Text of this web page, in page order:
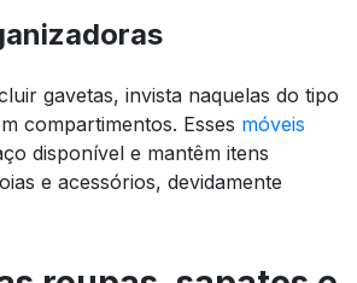
gavetas, invista naquelas do tipo
compartimentos. Esses móveis
disponível e mantêm itens
e acessórios, devidamente